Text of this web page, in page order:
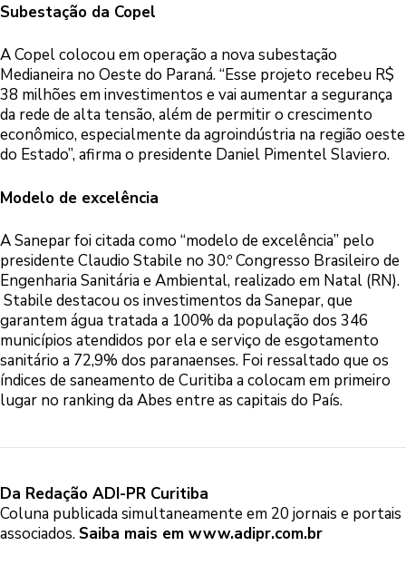
Subestação da Copel
A Copel colocou em operação a nova subestação
Medianeira no Oeste do Paraná. “Esse projeto recebeu R$
38 milhões em investimentos e vai aumentar a segurança
da rede de alta tensão, além de permitir o crescimento
econômico, especialmente da agroindústria na região oeste
do Estado”, afirma o presidente Daniel Pimentel Slaviero.
Modelo de excelência
A Sanepar foi citada como “modelo de excelência” pelo
presidente Claudio Stabile no 30.º Congresso Brasileiro de
Engenharia Sanitária e Ambiental, realizado em Natal (RN).
Stabile destacou os investimentos da Sanepar, que
garantem água tratada a 100% da população dos 346
municípios atendidos por ela e serviço de esgotamento
sanitário a 72,9% dos paranaenses. Foi ressaltado que os
índices de saneamento de Curitiba a colocam em primeiro
lugar no ranking da Abes entre as capitais do País.
Da Redação ADI-PR Curitiba
Coluna publicada simultaneamente em 20 jornais e portais
associados. Saiba mais em www.adipr.com.br